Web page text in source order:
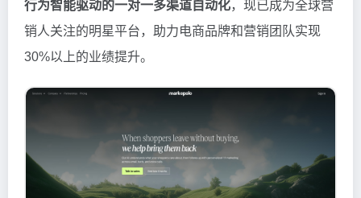
行为智能驱动的一对一多渠道自动化，现已成为全球营
销人关注的明星平台，助力电商品牌和营销团队实现
30%以上的业绩提升。